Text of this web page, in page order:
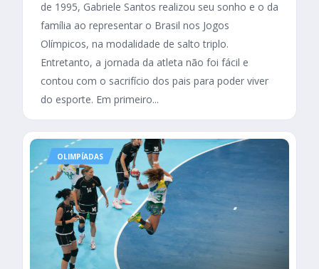
de 1995, Gabriele Santos realizou seu sonho e o da
família ao representar o Brasil nos Jogos
Olímpicos, na modalidade de salto triplo.
Entretanto, a jornada da atleta não foi fácil e
contou com o sacrifício dos pais para poder viver
do esporte. Em primeiro...
OLIMPÍADAS